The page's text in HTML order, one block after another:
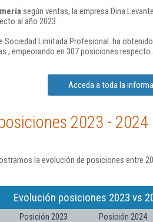
según ventas, la empresa Dina
al año 2023.
Sociedad Limitada Profesional. ha
, empeorando en 307 posiciones respecto
Acceda a toda la
2023 - 2024
la evolución de posiciones entre
Evolución posiciones 2023 vs
Posición 2023 Posición 2024